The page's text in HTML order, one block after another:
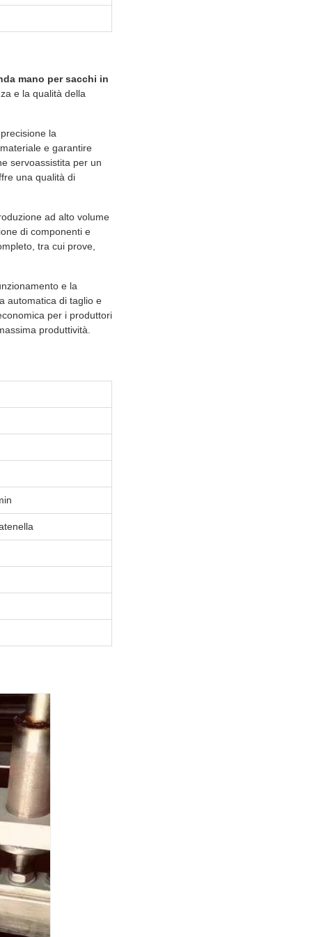
mano per sacchi in
e la qualità della
la
e garantire
servoassistita per un
una qualità di
ad alto volume
di componenti e
tra cui prove,
e la
automatica di taglio e
per i produttori
produttività.